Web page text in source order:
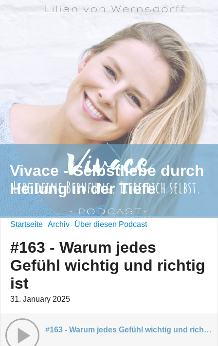
Vivace - Selbstliebe durch
Heilung in der Tiefe
Startseite Archiv Über diesen Podcast
#163 - Warum jedes
Gefühl wichtig und richtig
ist
31. January 2025
#163 - Warum jedes Gefühl wichtig und richtig ist